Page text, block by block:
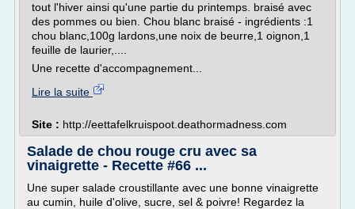
tout l'hiver ainsi qu'une partie du printemps. braisé avec
des pommes ou bien. Chou blanc braisé - ingrédients :1
chou blanc,100g lardons,une noix de beurre,1 oignon,1
feuille de laurier,....
Une recette d'accompagnement...
Lire la suite
Site : http://eettafelkruispoot.deathormadness.com
Salade de chou rouge cru avec sa
vinaigrette - Recette #66 ...
Une super salade croustillante avec une bonne vinaigrette
au cumin, huile d'olive, sucre, sel & poivre! Regardez la